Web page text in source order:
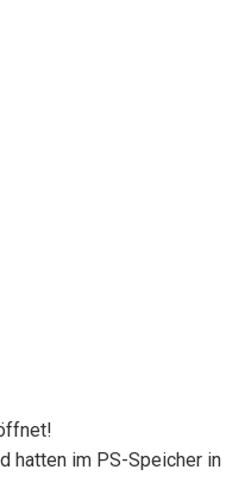
hatten im PS-Speicher